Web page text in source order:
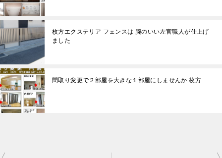
枚方エクステリア フェンスは 腕のいい左官職人が仕上げ
ました
間取り変更で２部屋を大きな１部屋にしませんか 枚方